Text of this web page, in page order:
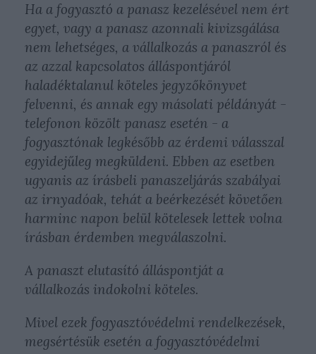
Ha a fogyasztó a panasz kezelésével nem ért
egyet, vagy a panasz azonnali kivizsgálása
nem lehetséges, a vállalkozás a panaszról és
az azzal kapcsolatos álláspontjáról
haladéktalanul köteles jegyzőkönyvet
felvenni, és annak egy másolati példányát -
telefonon közölt panasz esetén - a
fogyasztónak legkésőbb az érdemi válasszal
egyidejűleg megküldeni. Ebben az esetben
ugyanis az írásbeli panaszeljárás szabályai
az irnyadóak, tehát a beérkezését követően
harminc napon belül kötelesek lettek volna
írásban érdemben megválaszolni.
A panaszt elutasító álláspontját a
vállalkozás indokolni köteles.
Mivel ezek fogyasztóvédelmi rendelkezések,
megsértésük esetén a fogyasztóvédelmi